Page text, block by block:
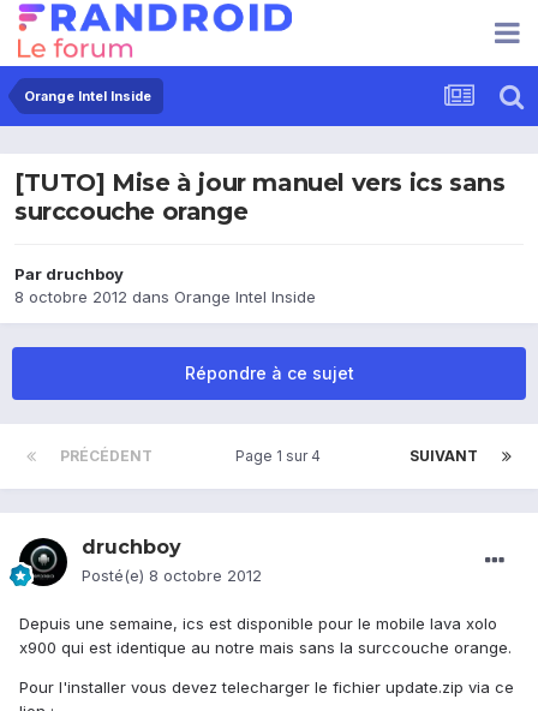
Orange Intel Inside
[TUTO] Mise à jour manuel vers ics sans
surccouche orange
Par druchboy
8 octobre 2012 dans Orange Intel Inside
Répondre à ce sujet
PRÉCÉDENT SUIVANT
Page 1 sur 4
druchboy
Posté(e) 8 octobre 2012
Depuis une semaine, ics est disponible pour le mobile lava xolo
x900 qui est identique au notre mais sans la surccouche orange.
Pour l'installer vous devez telecharger le fichier update.zip via ce